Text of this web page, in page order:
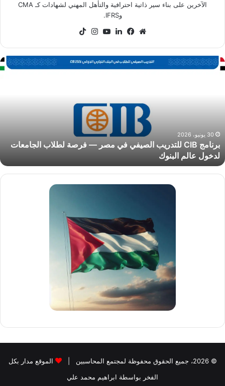
الآخرين على بناء سير ذاتية احترافية والتأهل المهني لشهادات كـ CMA
وIFRS.
موقعفيسبوكلينكدإن‫YouTube
انستقرام
برنامج
CIB
فرصة
لطلاب
الجامعات
لدخول
عالم
30 يونيو، 2026
برنامج CIB للتدريب الصيفي في مصر — فرصة لطلاب الجامعات
لدخول عالم البنوك
© 2026، جميع الحقوق محفوظة لمجتمع المحاسبين |
الموقع مدار بكل
الفخر بواسطة ابراهيم محمد علي